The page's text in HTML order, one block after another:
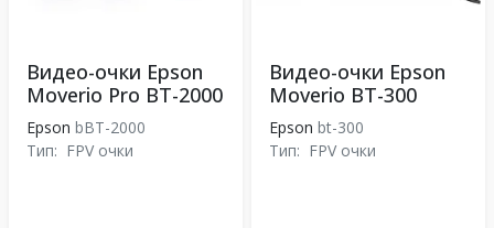
Видео-очки Epson
Moverio Pro BT-2000
Epson bBT-2000
Тип: FPV очки
Видео-очки Epson
Moverio BT-300
Epson bt-300
Тип: FPV очки